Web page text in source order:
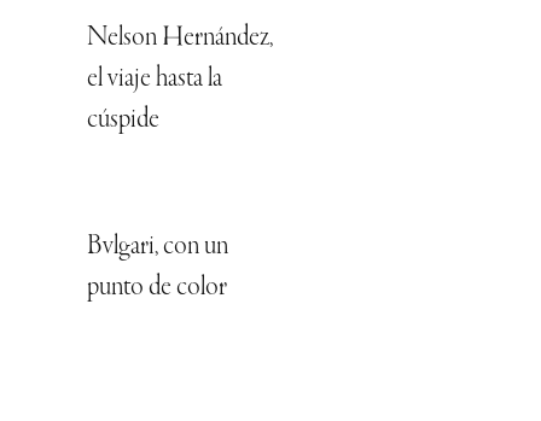
Nelson Hernández,
el viaje hasta la
cúspide
Bvlgari, con un
punto de color